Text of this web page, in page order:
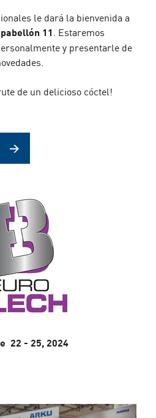
le dará la bienvenida a
pabellón 11 . Estaremos
y presentarle de
de un delicioso cóctel!
22 - 25, 2024